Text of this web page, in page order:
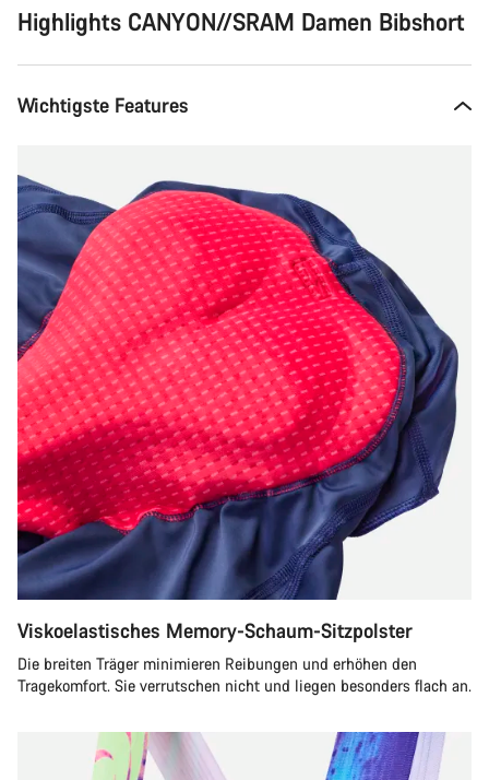
Highlights CANYON//SRAM Damen Bibshort
Wichtigste Features
Viskoelastisches Memory-Schaum-Sitzpolster
Die breiten Träger minimieren Reibungen und erhöhen den
Tragekomfort. Sie verrutschen nicht und liegen besonders flach an.